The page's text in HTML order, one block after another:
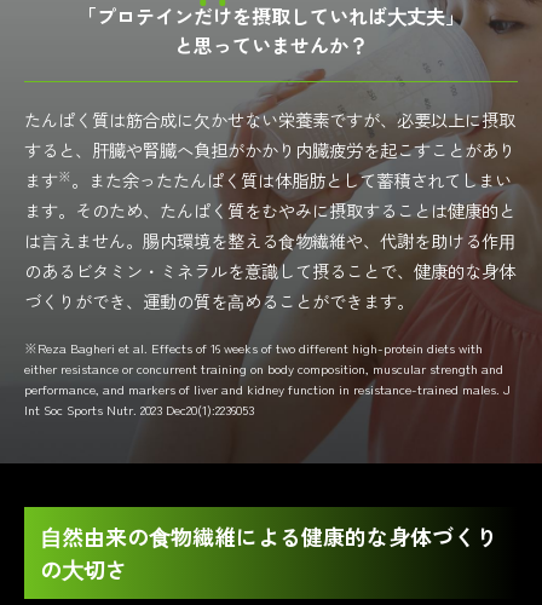
「プロテインだけを摂取していれば⼤丈夫」
と思っていませんか？
たんぱく質は筋合成に⽋かせない栄養素ですが、必要以上に摂取
すると、肝臓や腎臓へ負担がかかり内臓疲労を起こすことがあり
ます※。また余ったたんぱく質は体脂肪として蓄積されてしまい
ます。そのため、たんぱく質をむやみに摂取することは健康的と
は⾔えません。腸内環境を整える⾷物繊維や、代謝を助ける作⽤
のあるビタミン・ミネラルを意識して摂ることで、健康的な身体
づくりができ、運動の質を⾼めることができます。
※Reza Bagheri et al. Effects of 16 weeks of two different high-protein diets with
either resistance or concurrent training on body composition, muscular strength and
performance, and markers of liver and kidney function in resistance-trained males. J
Int Soc Sports Nutr. 2023 Dec20(1):2236053
⾃然由来の⾷物繊維による健康的な身体づくり
の⼤切さ